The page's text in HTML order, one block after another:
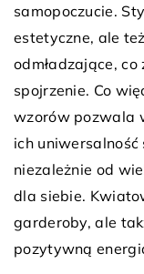
samopoczucie.
estetyczne, ale
odmładzające,
spojrzenie. Co
wzorów pozwala
ich
niezależnie od
dla siebie.
garderoby, ale
pozytywną